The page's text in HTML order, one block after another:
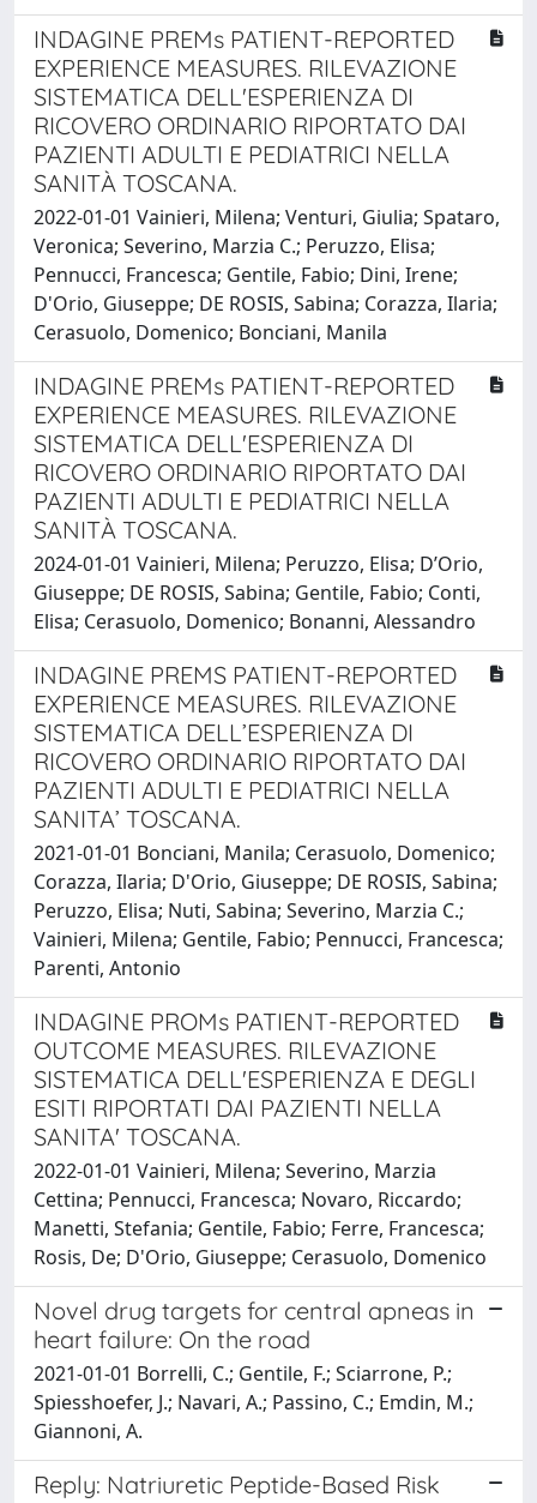
INDAGINE PREMs PATIENT-REPORTED
EXPERIENCE MEASURES. RILEVAZIONE
SISTEMATICA DELL'ESPERIENZA DI
RICOVERO ORDINARIO RIPORTATO DAI
PAZIENTI ADULTI E PEDIATRICI NELLA
SANITÀ TOSCANA.
2022-01-01 Vainieri, Milena; Venturi, Giulia; Spataro,
Veronica; Severino, Marzia C.; Peruzzo, Elisa;
Pennucci, Francesca; Gentile, Fabio; Dini, Irene;
D'Orio, Giuseppe; DE ROSIS, Sabina; Corazza, Ilaria;
Cerasuolo, Domenico; Bonciani, Manila
INDAGINE PREMs PATIENT-REPORTED
EXPERIENCE MEASURES. RILEVAZIONE
SISTEMATICA DELL'ESPERIENZA DI
RICOVERO ORDINARIO RIPORTATO DAI
PAZIENTI ADULTI E PEDIATRICI NELLA
SANITÀ TOSCANA.
2024-01-01 Vainieri, Milena; Peruzzo, Elisa; D’Orio,
Giuseppe; DE ROSIS, Sabina; Gentile, Fabio; Conti,
Elisa; Cerasuolo, Domenico; Bonanni, Alessandro
INDAGINE PREMS PATIENT-REPORTED
EXPERIENCE MEASURES. RILEVAZIONE
SISTEMATICA DELL’ESPERIENZA DI
RICOVERO ORDINARIO RIPORTATO DAI
PAZIENTI ADULTI E PEDIATRICI NELLA
SANITA’ TOSCANA.
2021-01-01 Bonciani, Manila; Cerasuolo, Domenico;
Corazza, Ilaria; D'Orio, Giuseppe; DE ROSIS, Sabina;
Peruzzo, Elisa; Nuti, Sabina; Severino, Marzia C.;
Vainieri, Milena; Gentile, Fabio; Pennucci, Francesca;
Parenti, Antonio
INDAGINE PROMs PATIENT-REPORTED
OUTCOME MEASURES. RILEVAZIONE
SISTEMATICA DELL'ESPERIENZA E DEGLI
ESITI RIPORTATI DAI PAZIENTI NELLA
SANITA' TOSCANA.
2022-01-01 Vainieri, Milena; Severino, Marzia
Cettina; Pennucci, Francesca; Novaro, Riccardo;
Manetti, Stefania; Gentile, Fabio; Ferre, Francesca;
Rosis, De; D'Orio, Giuseppe; Cerasuolo, Domenico
Novel drug targets for central apneas in
heart failure: On the road
2021-01-01 Borrelli, C.; Gentile, F.; Sciarrone, P.;
Spiesshoefer, J.; Navari, A.; Passino, C.; Emdin, M.;
Giannoni, A.
Reply: Natriuretic Peptide-Based Risk